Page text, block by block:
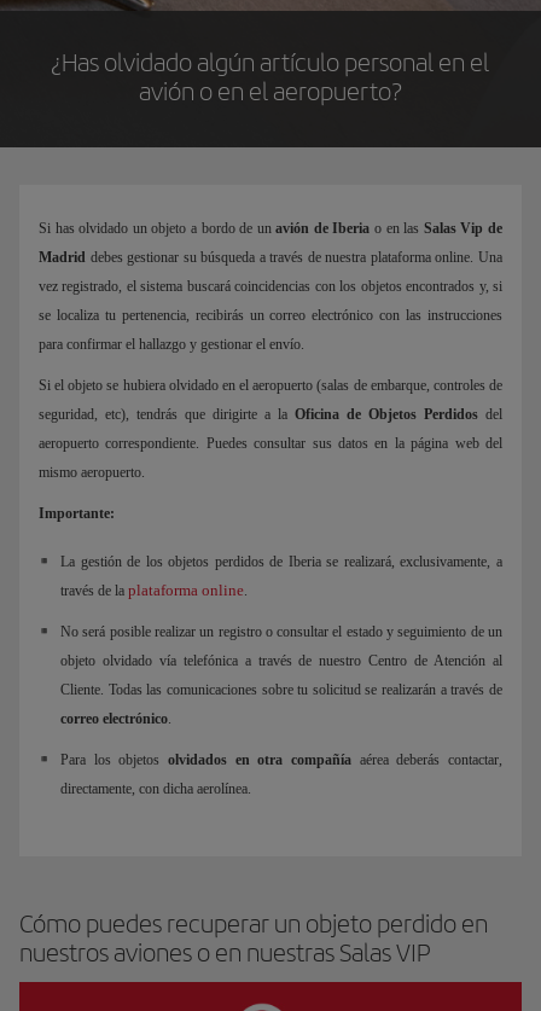
¿Has olvidado algún artículo personal en el
avión o en el aeropuerto?
Si has olvidado un objeto a bordo de unavión de Iberia o en las Salas Vip de
Madrid debes gestionar su búsqueda a través de nuestra plataforma online. Una
vez registrado, el sistema buscará coincidencias con los objetos encontrados y, si
se localiza tu pertenencia, recibirás un correo electrónico con las instrucciones
para confirmar el hallazgo y gestionar el envío.
Si el objeto se hubiera olvidado en el aeropuerto (salas de embarque, controles de
seguridad, etc), tendrás que dirigirte a la Oficina de Objetos Perdidos del
aeropuerto correspondiente. Puedes consultar sus datos en la página web del
mismo aeropuerto.
Importante:
La gestión de los objetos perdidos de Iberia se realizará, exclusivamente, a
través de la plataforma online.
No será posible realizar un registro o consultar el estado y seguimiento de un
objeto olvidado vía telefónica a través de nuestro Centro de Atención al
Cliente. Todas las comunicaciones sobre tu solicitud se realizarán a través de
correo electrónico.
Para los objetos olvidados en otra compañía aérea deberás contactar,
directamente, con dicha aerolínea.
Cómo puedes recuperar un objeto perdido en
nuestros aviones o en nuestras Salas VIP